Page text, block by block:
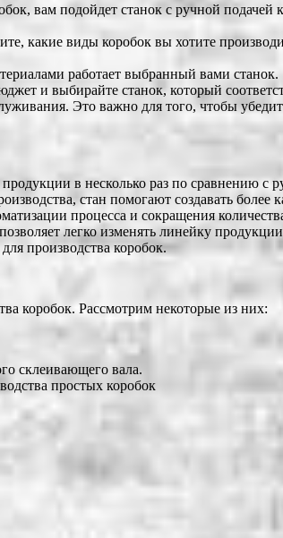
вам подойдет станок с ручной
какие виды коробок вы хотите
работает выбранный вами станок.
и выбирайте станок, который
Это важно для того, чтобы
в несколько раз по сравнению с
стан помогают создавать более
процесса и сокращения
легко изменять линейку
производства коробок.
коробок. Рассмотрим некоторые из них:
склеивающего вала.
простых коробок